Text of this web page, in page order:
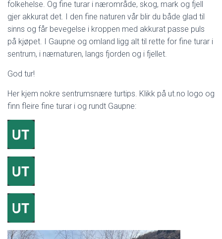
O
N
folkehelse. Og fine turar i nærområde, skog, mark og fjell
gjer akkurat det. I den fine naturen vår blir du både glad til
sinns og får bevegelse i kroppen med akkurat passe puls
på kjøpet. I Gaupne og omland ligg alt til rette for fine turar i
sentrum, i nærnaturen, langs fjorden og i fjellet.
God tur!
Her kjem nokre sentrumsnære turtips. Klikk på ut.no logo og
finn fleire fine turar i og rundt Gaupne: